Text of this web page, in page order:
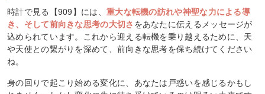
時計で見る【909】には、 重大な転機の訪れや神聖な力による導
き、そして前向きな思考の大切さ をあなたに伝えるメッセージが
込められています。これから迎える転機を乗り越えるために、天
や天使との繋がりを深めて、前向きな思考を保ち続けてください
ね。
身の回りで起こり始める変化に、あなたは戸惑いを感じるかもし